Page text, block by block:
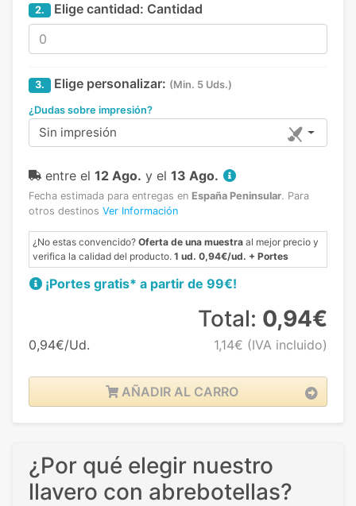
2. Elige cantidad: Cantidad
3. Elige personalizar: (Min. 5 Uds.)
¿Dudas sobre impresión?
Sin impresión
entre el 12 Ago. y el 13 Ago.
Fecha estimada para entregas en España Peninsular. Para
otros destinos Ver Información
¿No estas convencido? Oferta de una muestra al mejor precio y
verifica la calidad del producto. 1 ud. 0,94€/ud. + Portes
¡Portes gratis* a partir de 99€!
0,94€/Ud.
Total: 0,94€
1,14€ (IVA incluido)
AÑADIR AL CARRO
¿Por qué elegir nuestro
llavero con abrebotellas?